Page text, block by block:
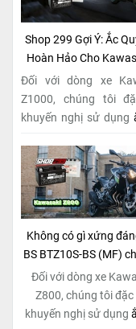
Shop 299 Gợi Ý: Ắc
Hoàn Hảo Cho
Series Naked
Đối với dòng xe
Z1000, chúng tôi
khuyến nghị sử dụng
không chỉ là một
thông thường, mà
pháp hoàn hảo được
dành riêng cho
này. Với
công
(Maintenance Free)
toàn không cần bảo
Không có gì xứng
BS BTZ10S-BS (MF)
phẩm Kawasaki
Đối với dòng xe
Z800, chúng tôi đặc
khuyến nghị sử dụng